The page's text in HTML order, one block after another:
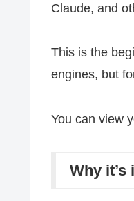
Claude, and
This is the
engines, but
You can view
Why